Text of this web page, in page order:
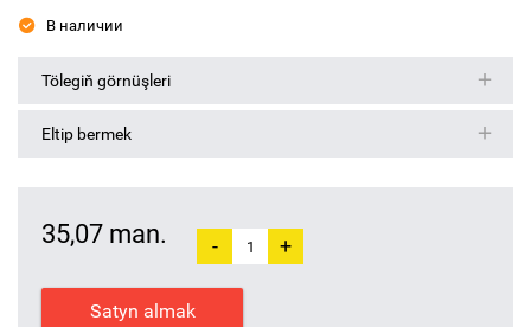
В наличии
Tölegiň görnüşleri
Eltip bermek
35,07 man. - +
Satyn almak